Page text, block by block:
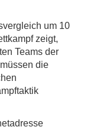
um 10
zeigt,
Teams der
die